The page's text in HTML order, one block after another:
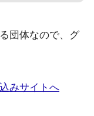
団体なので、グ
みサイトへ